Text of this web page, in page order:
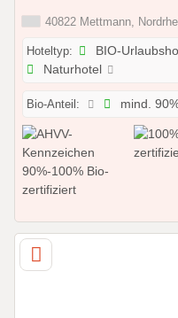
40822 Mettmann,
Hoteltyp: BIO-
Naturhotel
Bio-Anteil: mind.